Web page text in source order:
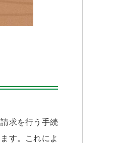
求を行う手続
す。これによ